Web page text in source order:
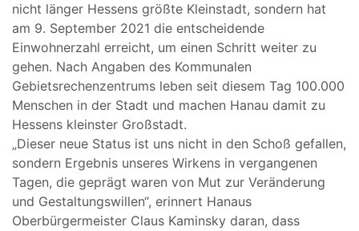
nicht länger Hessens größte Kleinstadt, sondern hat
am 9. September 2021 die entscheidende
Einwohnerzahl erreicht, um einen Schritt weiter zu
gehen. Nach Angaben des Kommunalen
Gebietsrechenzentrums leben seit diesem Tag 100.000
Menschen in der Stadt und machen Hanau damit zu
Hessens kleinster Großstadt.
„Dieser neue Status ist uns nicht in den Schoß gefallen,
sondern Ergebnis unseres Wirkens in vergangenen
Tagen, die geprägt waren von Mut zur Veränderung
und Gestaltungswillen“, erinnert Hanaus
Oberbürgermeister Claus Kaminsky daran, dass